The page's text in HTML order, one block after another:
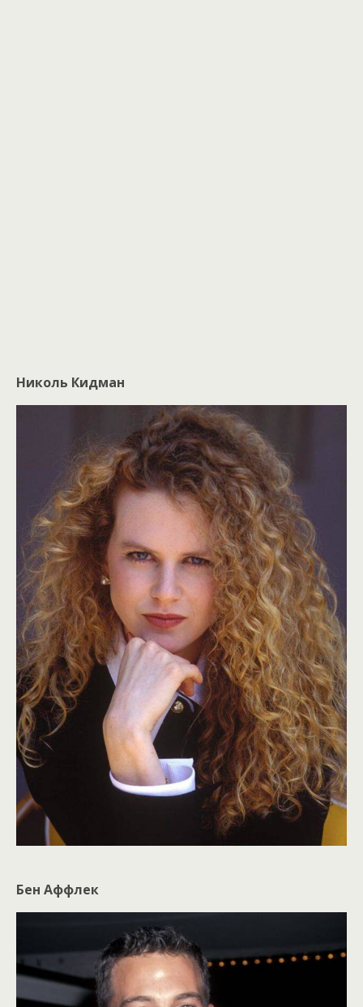
Николь Кидман
Бен Аффлек